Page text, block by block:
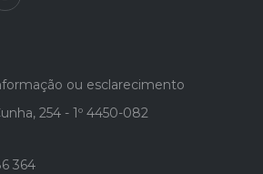
ou esclarecimento
254 - 1º 4450-082
364